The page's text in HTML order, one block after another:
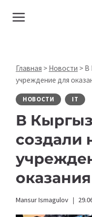
Главная > Новости > В
учреждение для
НОВОСТИ IT
В
создали
Mansur Ismagulov